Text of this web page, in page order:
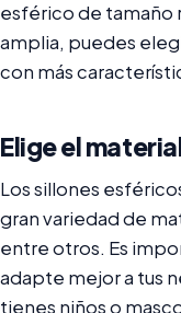
esférico de tamaño
amplia, puedes
con más
Elige el
Los sillones
gran variedad de
entre otros. Es
adapte mejor a tus
tienes niños o